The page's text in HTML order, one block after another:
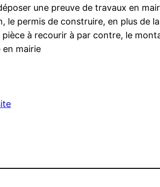
une preuve de travaux en
le permis de construire, en plus de
à recourir à par contre, le
en mairie